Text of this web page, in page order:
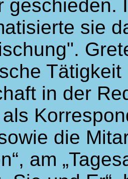
geschieden.
sie
in der
die
am